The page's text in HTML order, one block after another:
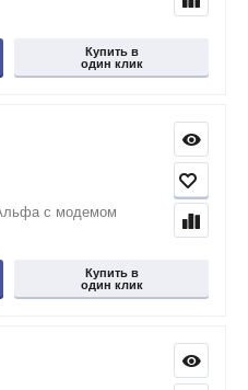
Купить в
один клик
с модемом
Купить в
один клик